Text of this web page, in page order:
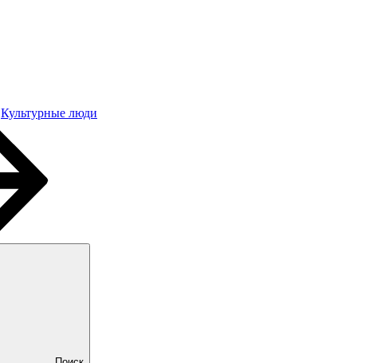
Культурные люди